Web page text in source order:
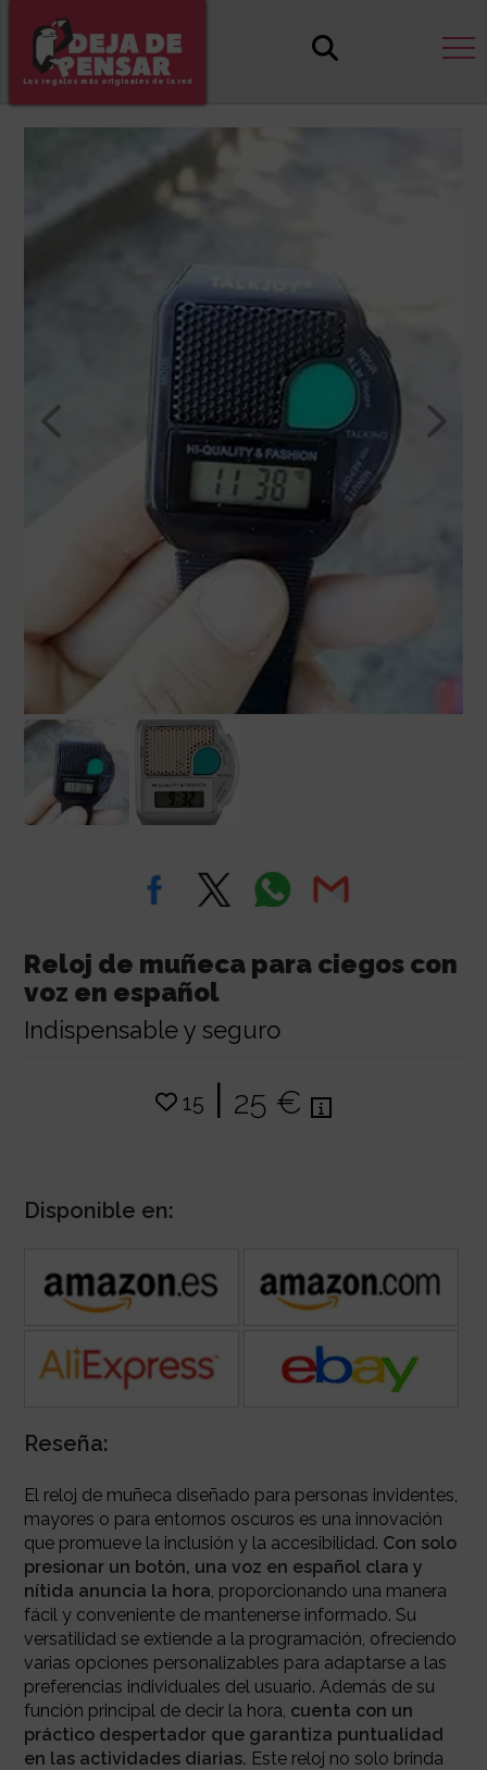
Los regalos más originales de la red
Reloj de muñeca para ciegos con
voz en español
Indispensable y seguro
15 | 25 €
Disponible en:
Reseña:
El reloj de muñeca diseñado para personas invidentes,
mayores o para entornos oscuros es una innovación
que promueve la inclusión y la accesibilidad. Con solo
presionar un botón, una voz en español clara y
nítida anuncia la hora , proporcionando una manera
fácil y conveniente de mantenerse informado. Su
versatilidad se extiende a la programación, ofreciendo
varias opciones personalizables para adaptarse a las
preferencias individuales del usuario. Además de su
función principal de decir la hora, cuenta con un
práctico despertador que garantiza puntualidad
en las actividades diarias. Este reloj no solo brinda